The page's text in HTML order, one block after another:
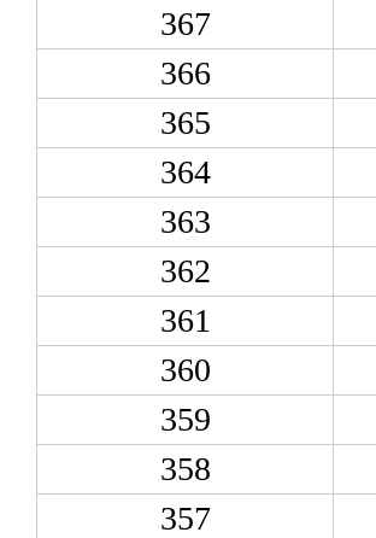
367
366
365
364
363
362
361
360
359
358
357